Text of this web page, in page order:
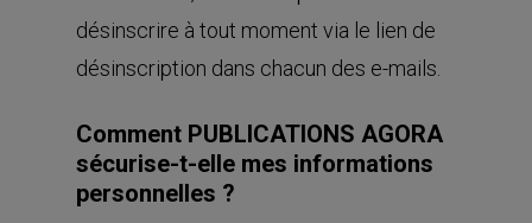
désinscrire à tout moment via le lien de
désinscription dans chacun des e-mails.
Comment PUBLICATIONS AGORA
sécurise-t-elle mes informations
personnelles ?